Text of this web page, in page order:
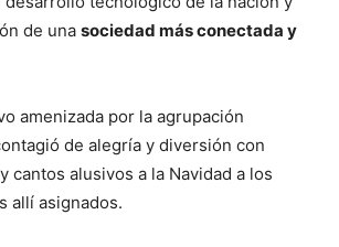
de una sociedad más conectada y
amenizada por la agrupación
de alegría y diversión con
cantos alusivos a la Navidad a los
allí asignados.